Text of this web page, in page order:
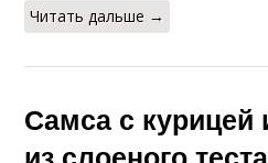
Читать дальше →
Самса с курицей